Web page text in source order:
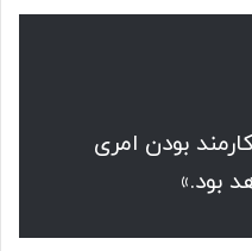
بودن امری
بود.»